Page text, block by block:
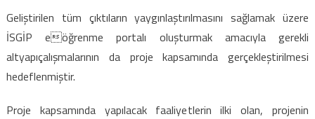
Geliştirilen tüm çıktıların yaygınlaştırılmasını sağlamak üzere
İSGİP eöğrenme portalı oluşturmak amacıyla gerekli
altyapıçalışmalarının da proje kapsamında gerçekleştirilmesi
hedeflenmiştir.
Proje kapsamında yapılacak faaliyetlerin ilki olan, projenin